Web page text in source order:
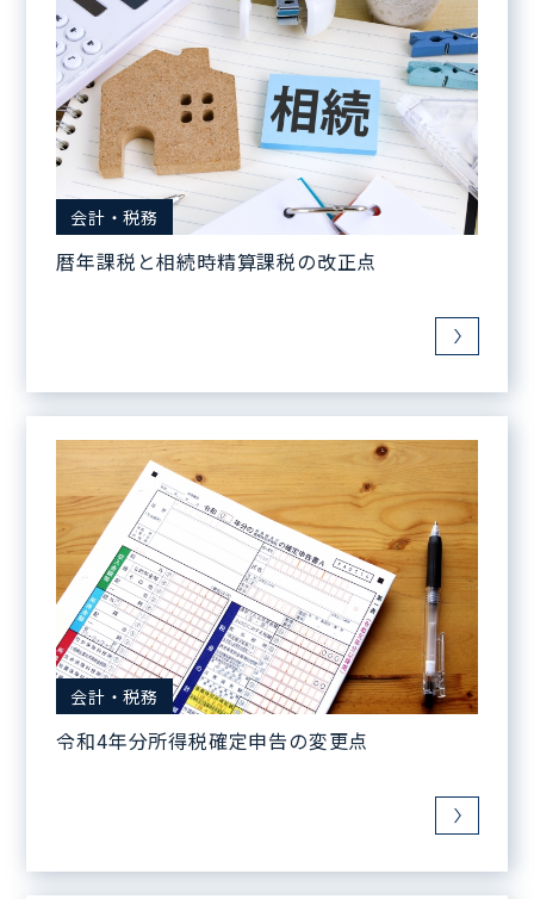
会計・税務
暦年課税と相続時精算課税の改正点
会計・税務
令和4年分所得税確定申告の変更点